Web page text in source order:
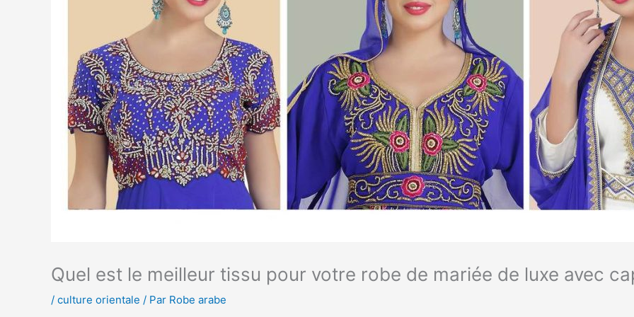
Quel est le meilleur tissu pour votre robe de mariée de luxe avec
/ culture orientale / Par Robe arabe